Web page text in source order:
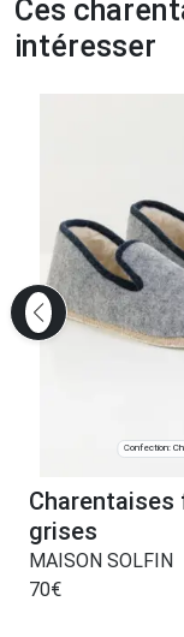
Ces
intéresser
Confection:
Charentaises
grises
MAISON SOLFIN
70€